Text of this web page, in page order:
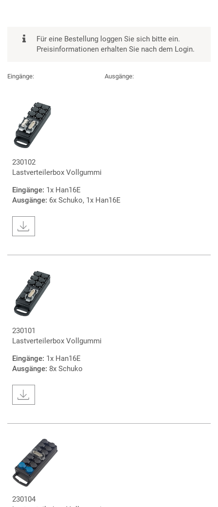
Für eine Bestellung loggen Sie sich bitte ein.
Preisinformationen erhalten Sie nach dem Login.
Eingänge: Ausgänge:
230102
Lastverteilerbox Vollgummi
Eingänge: 1x Han16E
Ausgänge: 6x Schuko, 1x Han16E
230101
Lastverteilerbox Vollgummi
Eingänge: 1x Han16E
Ausgänge: 8x Schuko
230104